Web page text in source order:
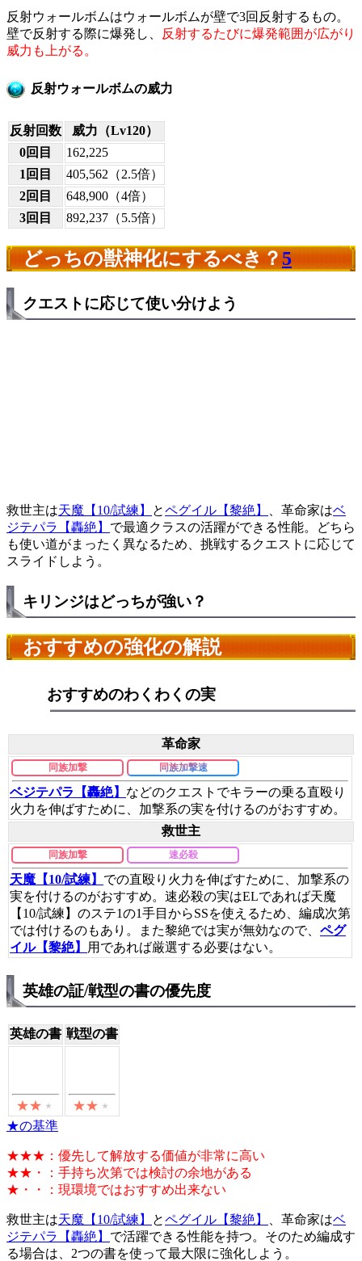
反射ウォールボムはウォールボムが壁で3回反射するもの。
壁で反射する際に爆発し、
反射するたびに爆発範囲が広がり
威力も上がる。
反射ウォールボムの威力
反射回数
威力（Lv120）
0回目
162,225
1回目
405,562（2.5倍）
2回目
648,900（4倍）
3回目
892,237（5.5倍）
どっちの獣神化にするべき？5
クエストに応じて使い分けよう
救世主は天魔【10/試練】 とペグイル【黎絶】 、革命家はベ
ジテパラ【轟絶】 で最適クラスの活躍ができる性能。どちら
も使い道がまったく異なるため、挑戦するクエストに応じて
スライドしよう。
キリンジはどっちが強い？
おすすめの強化の解説
おすすめのわくわくの実
革命家
同族加撃 同族加撃速
ベジテパラ【轟絶】 などのクエストでキラーの乗る直殴り
火力を伸ばすために、加撃系の実を付けるのがおすすめ。
救世主
同族加撃 速必殺
天魔【10/試練】 での直殴り火力を伸ばすために、加撃系の
実を付けるのがおすすめ。速必殺の実はELであれば天魔
【10/試練】のステ1の1手目からSSを使えるため、編成次第
では付けるのもあり。また黎絶では実が無効なので、 ペグ
イル【黎絶】
用であれば厳選する必要はない。
英雄の証/戦型の書の優先度
英雄の書 戦型の書
★の基準
★★★：優先して解放する価値が非常に高い
★★・：手持ち次第では検討の余地がある
★・・：現環境ではおすすめ出来ない
救世主は天魔【10/試練】 とペグイル【黎絶】 、革命家はベ
ジテパラ【轟絶】 で活躍できる性能を持つ。そのため編成す
る場合は、2つの書を使って最大限に強化しよう。